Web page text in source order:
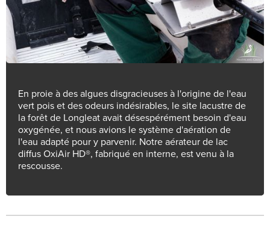
En proie à des algues disgracieuses à l'origine de l'eau
vert pois et des odeurs indésirables, le site lacustre de
la forêt de Longleat avait désespérément besoin d'eau
oxygénée, et nous avions le système d'aération de
l'eau adapté pour y parvenir. Notre aérateur de lac
diffus OxiAir HD®, fabriqué en interne, est venu à la
rescousse.